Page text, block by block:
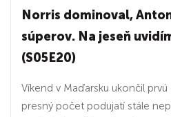
Norris dominoval,
súperov. Na jeseň
(S05E20)
Víkend v Maďarsku ukončil
presný počet podujatí stále